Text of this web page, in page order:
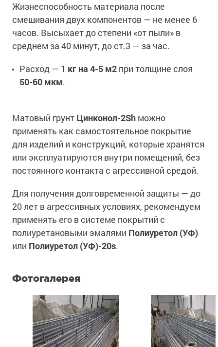
Жизнеспособность материала после
смешивания двух компонентов — не менее 6
часов. Высыхает до степени «от пыли» в
среднем за 40 минут, до ст.3 — за час.
Расход — 1 кг на 4-5 м2 при толщине слоя
50-60 мкм.
Матовый грунт Цинконол-2Ѕh можно
применять как самостоятельное покрытие
для изделий и конструкций, которые хранятся
или эксплуатируются внутри помещений, без
постоянного контакта с агрессивной средой.
Для получения долговременной защиты — до
20 лет в агрессивных условиях, рекомендуем
применять его в системе покрытий с
полиуретановыми эмалями Полиуретол (УФ)
или Полиуретол (УФ)-20s.
Фотогалерея